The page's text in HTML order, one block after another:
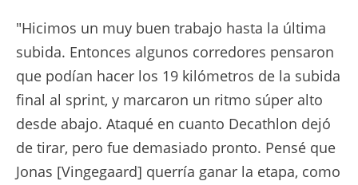
"Hicimos un muy buen trabajo hasta la última
subida. Entonces algunos corredores pensaron
que podían hacer los 19 kilómetros de la subida
final al sprint, y marcaron un ritmo súper alto
desde abajo. Ataqué en cuanto Decathlon dejó
de tirar, pero fue demasiado pronto. Pensé que
Jonas [Vingegaard] querría ganar la etapa, como